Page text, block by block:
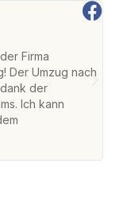
Firma
Der Umzug nach
der
Ich kann